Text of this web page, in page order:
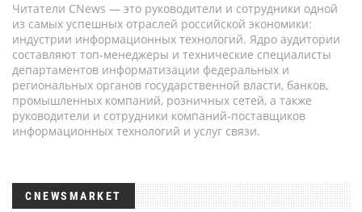
Читатели CNews — это руководители и сотрудники одной
из самых успешных отраслей российской экономики:
индустрии информационных технологий. Ядро аудитории
составляют топ-менеджеры и технические специалисты
департаментов информатизации федеральных и
региональных органов государственной власти, банков,
промышленных компаний, розничных сетей, а также
руководители и сотрудники компаний-поставщиков
информационных технологий и услуг связи.
CNEWSMARKET